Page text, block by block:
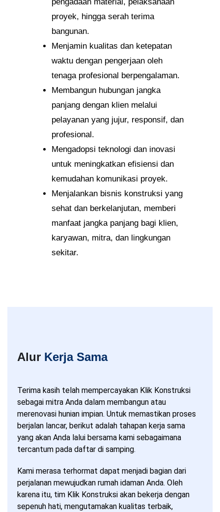
proyek, hingga serah terima
bangunan.
Menjamin kualitas dan ketepatan
waktu dengan pengerjaan oleh
tenaga profesional berpengalaman.
Membangun hubungan jangka
panjang dengan klien melalui
pelayanan yang jujur, responsif, dan
profesional.
Mengadopsi teknologi dan inovasi
untuk meningkatkan efisiensi dan
kemudahan komunikasi proyek.
Menjalankan bisnis konstruksi yang
sehat dan berkelanjutan, memberi
manfaat jangka panjang bagi klien,
karyawan, mitra, dan lingkungan
sekitar.
Alur Kerja Sama
Terima kasih telah mempercayakan Klik Konstruksi
sebagai mitra Anda dalam membangun atau
merenovasi hunian impian. Untuk memastikan proses
berjalan lancar, berikut adalah tahapan kerja sama
yang akan Anda lalui bersama kami sebagaimana
tercantum pada daftar di samping.
Kami merasa terhormat dapat menjadi bagian dari
perjalanan mewujudkan rumah idaman Anda. Oleh
karena itu, tim Klik Konstruksi akan bekerja dengan
sepenuh hati, mengutamakan kualitas terbaik,